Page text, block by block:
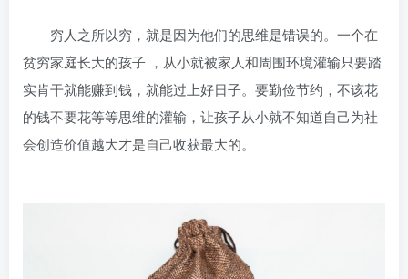
穷人之所以穷，就是因为他们的思维是错误的。一个在
贫穷家庭长大的孩子 ，从小就被家人和周围环境灌输只要踏
实肯干就能赚到钱，就能过上好日子。要勤俭节约，不该花
的钱不要花等等思维的灌输，让孩子从小就不知道自己为社
会创造价值越大才是自己收获最大的。